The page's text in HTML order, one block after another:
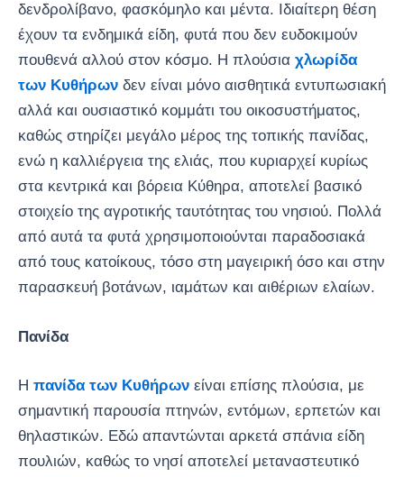
δενδρολίβανο, φασκόμηλο και μέντα. Ιδιαίτερη θέση
έχουν τα ενδημικά είδη, φυτά που δεν ευδοκιμούν
πουθενά αλλού στον κόσμο. Η πλούσια χλωρίδα
των Κυθήρων δεν είναι μόνο αισθητικά εντυπωσιακή
αλλά και ουσιαστικό κομμάτι του οικοσυστήματος,
καθώς στηρίζει μεγάλο μέρος της τοπικής πανίδας,
ενώ η καλλιέργεια της ελιάς, που κυριαρχεί κυρίως
στα κεντρικά και βόρεια Κύθηρα, αποτελεί βασικό
στοιχείο της αγροτικής ταυτότητας του νησιού. Πολλά
από αυτά τα φυτά χρησιμοποιούνται παραδοσιακά
από τους κατοίκους, τόσο στη μαγειρική όσο και στην
παρασκευή βοτάνων, ιαμάτων και αιθέριων ελαίων.
Πανίδα
Η πανίδα των Κυθήρων είναι επίσης πλούσια, με
σημαντική παρουσία πτηνών, εντόμων, ερπετών και
θηλαστικών. Εδώ απαντώνται αρκετά σπάνια είδη
πουλιών, καθώς το νησί αποτελεί μεταναστευτικό